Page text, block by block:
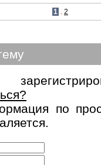
1 . 2
по